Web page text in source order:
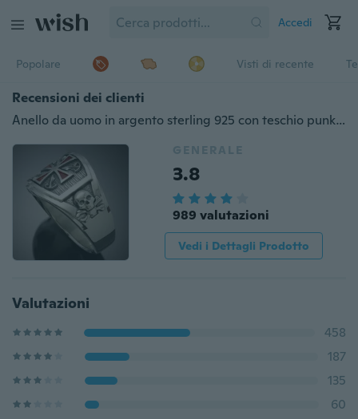
Accedi
Popolare Visti di recente
Recensioni dei clienti
Anello da uomo in argento sterling 925 con teschio punk Anello da massoneria Anello da cavaliere templare Anello con croce Anello per sigari Stile gioielli Taglia 7-13
GENERALE
3.8
989 valutazioni
Vedi i Dettagli Prodotto
Valutazioni
458
187
135
60